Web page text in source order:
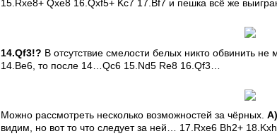
15.Rxe8+ Qxe8 16.Qxf5+ Kc7 17.Bf7 и пешка всё же
14.Qf3!? В отсутствие смелости белых никто обвинить
14.Be6, то после 14…Qc6 15.Nd5 Re8 16.Qf3…
Можно рассмотреть несколько возможностей за чёрных. А)
видим, но вот то что следует за ней… 17.Rxe6 Bh2+